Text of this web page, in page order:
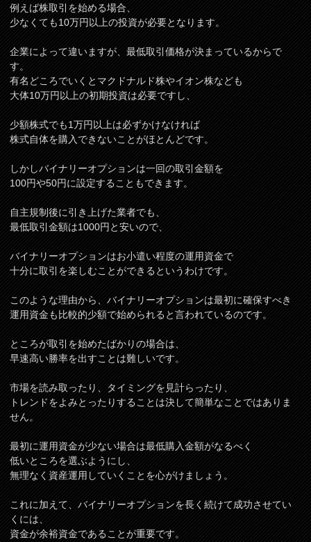
例えば株取引を始める場合、
少なくても10万円以上の投資が必要となります。
企業によって違いますが、最低取引価格が決まっているからで
す。
有名どころでいくとマクドナルド株やイオン株なども
大体10万円以上の初期投資は必要ですし、
少額株式でも1万円以上は必ずかけなければ
株式自体を購入できないことがほとんどです。
しかしバイナリーオプションは一回の取引金額を
100円や50円に設定することもできます。
自主規制後に引き上げた業者でも、
最低取引金額は1000円と安いので、
バイナリーオプションはお小遣い程度の運用資金で
十分に取引を楽しむことができるというわけです。
このような理由から、バイナリーオプションは最初に確保すべき
運用資金も比較的少額で始められると言われているのです。
ところが取引を始めたばかりの場合は、
早速高い勝率を出すことは難しいです。
市場を読み取ったり、タイミングを見計らったり、
トレンドをよみとったりすることは決して簡単なことではありま
せん。
最初に運用資金が少ない場合は最低購入金額がなるべく
低いところを選ぶようにし、
無理なく資産運用していくことを心がけましょう。
これに加えて、バイナリーオプションを長く続けて成功させてい
くには、
資金が余裕資金であることが重要です。